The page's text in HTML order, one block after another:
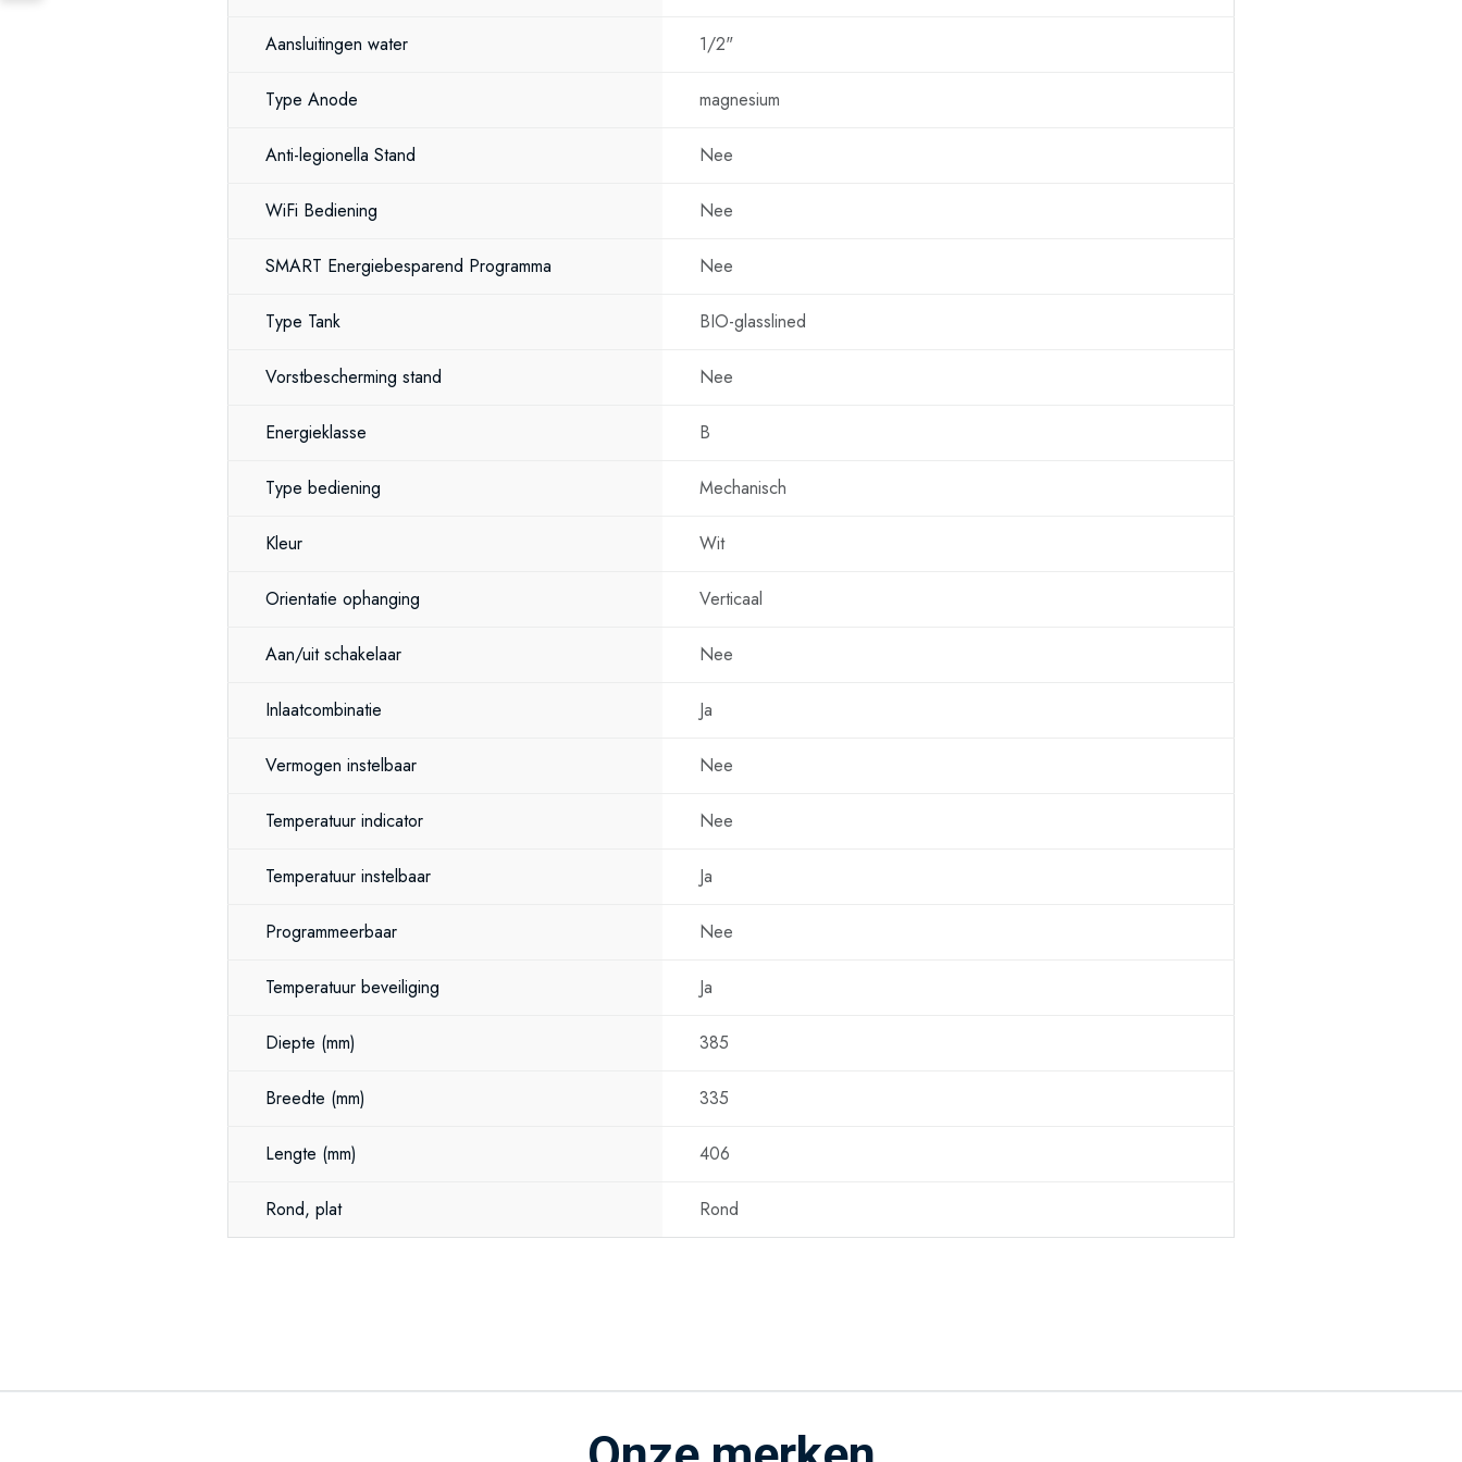
Aansluitingen water 1/2"
Type Anode magnesium
Anti-legionella Stand Nee
WiFi Bediening Nee
SMART Energiebesparend Programma Nee
Type Tank BIO-glasslined
Vorstbescherming stand Nee
Energieklasse B
Type bediening Mechanisch
Kleur Wit
Orientatie ophanging Verticaal
Aan/uit schakelaar Nee
Inlaatcombinatie Ja
Vermogen instelbaar Nee
Temperatuur indicator Nee
Temperatuur instelbaar Ja
Programmeerbaar Nee
Temperatuur beveiliging Ja
Diepte (mm) 385
Breedte (mm) 335
Lengte (mm) 406
Rond, plat Rond